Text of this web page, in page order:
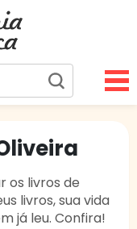
Gratuita
os livros de
livros, sua vida
já leu. Confira!